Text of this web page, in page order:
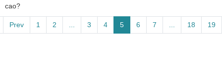
cao?
Prev 1 2 3 4 5 6 7 18 19